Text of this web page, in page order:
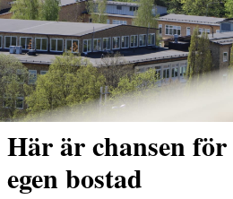
Här är chansen
egen bostad